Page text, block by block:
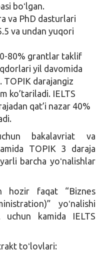
boʻlgan.
va PhD dasturlari
va undan yuqori
80% grantlar taklif
yil davomida
TOPIK darajangiz
ko’tariladi. IELTS
qat’i nazar 40%
bakalavriat va
TOPIK 3 daraja
barcha yoʻnalishlar
hozir faqat “Biznes
yoʻnalishi
kamida IELTS
toʻlovlari: